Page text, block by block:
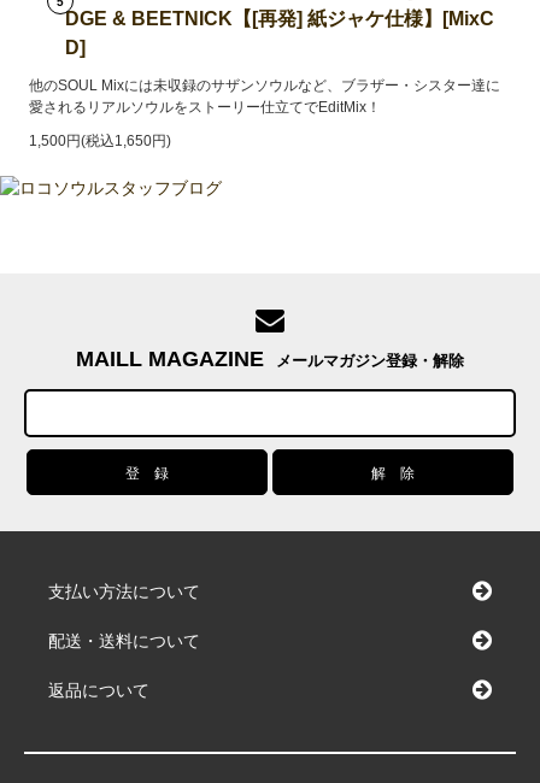
DGE & BEETNICK【[再発] 紙ジャケ仕様】[MixC
D]
他のSOUL Mixには未収録のサザンソウルなど、ブラザー・シスター達に
愛されるリアルソウルをストーリー仕立てでEditMix！
1,500円(税込1,650円)
MAILL MAGAZINE メールマガジン登録・解除
支払い方法について
配送・送料について
返品について